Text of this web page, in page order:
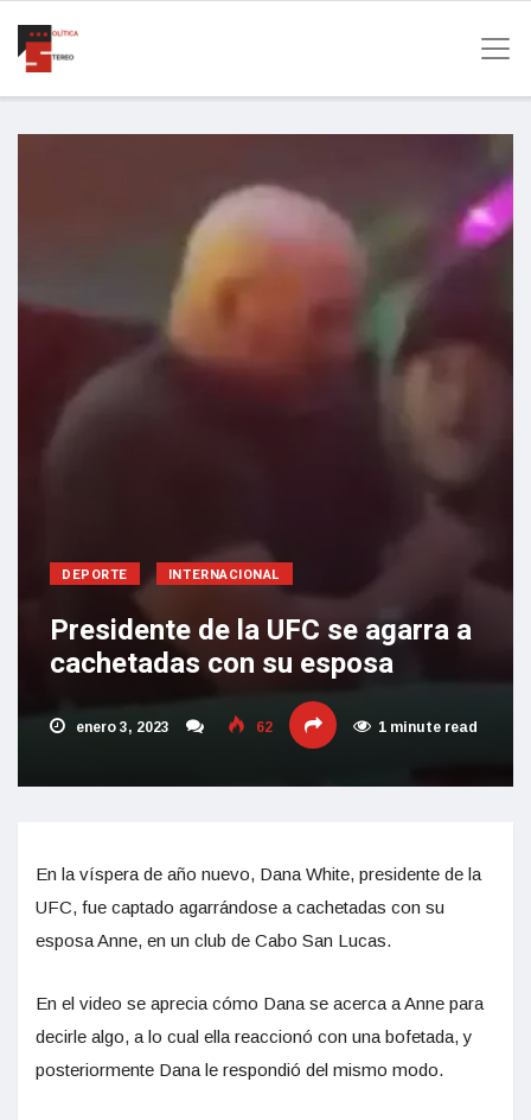
DEPORTE INTERNACIONAL
Presidente de la UFC se agarra a
cachetadas con su esposa
enero 3, 2023 62 1 minute read
En la víspera de año nuevo, Dana White, presidente de la
UFC, fue captado agarrándose a cachetadas con su
esposa Anne, en un club de Cabo San Lucas.
En el video se aprecia cómo Dana se acerca a Anne para
decirle algo, a lo cual ella reaccionó con una bofetada, y
posteriormente Dana le respondió del mismo modo.